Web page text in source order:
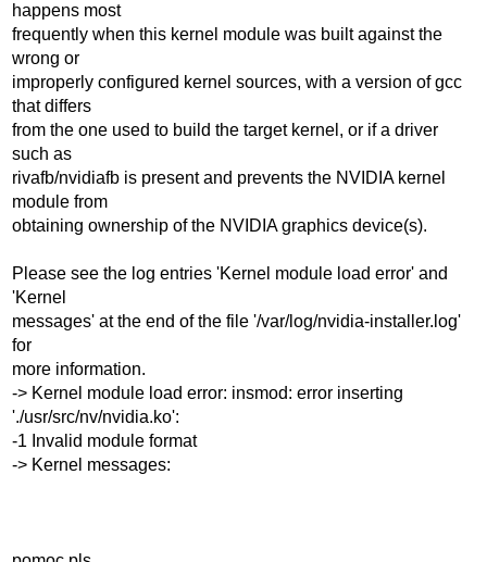
happens most
frequently when this kernel module was built against the
wrong or
improperly configured kernel sources, with a version of gcc
that differs
from the one used to build the target kernel, or if a driver
such as
rivafb/nvidiafb is present and prevents the NVIDIA kernel
module from
obtaining ownership of the NVIDIA graphics device(s).
Please see the log entries 'Kernel module load error' and
'Kernel
messages' at the end of the file '/var/log/nvidia-installer.log'
for
more information.
-> Kernel module load error: insmod: error inserting
'./usr/src/nv/nvidia.ko':
-1 Invalid module format
-> Kernel messages: